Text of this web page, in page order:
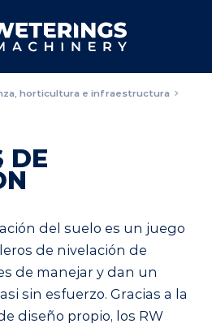
horticultura e infraestructura
DE
del suelo es un juego
de nivelación de
de manejar y dan un
sin esfuerzo. Gracias a la
diseño propio, los RW